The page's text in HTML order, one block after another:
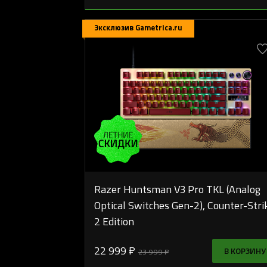
Эксклюзив Gametrica.ru
Razer Huntsman V3 Pro TKL (Analog
Optical Switches Gen-2), Counter-
2 Edition
22 999 ₽ 23 999 ₽ В КОРЗИНУ